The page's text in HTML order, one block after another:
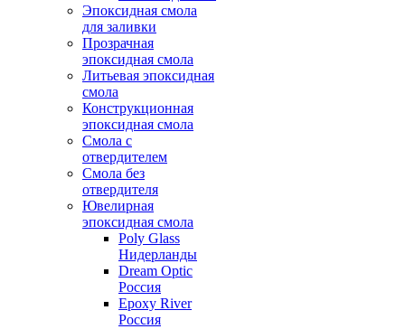
Эпоксидная смола
для заливки
Прозрачная
эпоксидная смола
Литьевая эпоксидная
смола
Конструкционная
эпоксидная смола
Смола с
отвердителем
Смола без
отвердителя
Ювелирная
эпоксидная смола
Poly Glass
Нидерланды
Dream Optic
Россия
Epoxy River
Россия